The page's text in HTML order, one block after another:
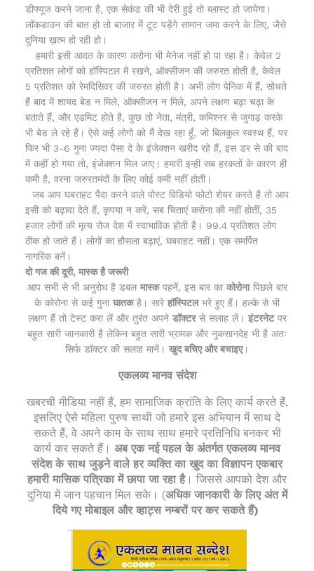
डीफ्यूज करने जाना है, एक सेकंड की भी देरी हुई तो ब्लास्ट हो जायेगा।
लॉकडाउन की बात हो तो बाजार में टूट पड़ेंगे सामान जमा करने के लिए, जैसे
दुनिया ख़त्म हो रही हो।
हमारी इसी आदत के कारण करोना भी मेनेज नहीं हो पा रहा है। केवेल 2
प्रतिशत लोगों को हॉस्पिटल में रखने, ऑक्सीजन की जरुरत होती है, केवेल
5 प्रतिशत को रेमदिसिवर की जरुरत होती है। अभी लोग पेनिक में हैं, सोचते
हैं बाद में शायद बेड न मिले, ऑक्सीजन न मिले, अपने लक्षण बढ़ा चढ़ा के
बताते हैं, और एडमिट होते है, कुछ तो नेता, मंत्री, कमिश्नर से जुगाड़ करके
भी बेड ले रहे हैं। ऐसे कई लोगो को मैं देख रहा हूँ, जो बिलकुल स्वस्थ हैं, पर
फिर भी 3-6 गुना ज्यदा पैसा दे के इंजेक्शन खरीद रहे हैं, इस डर से की बाद
में कहीं हो गया तो, इंजेक्शन मिल जाए। हमारी इन्ही सब हरकतों के कारण ही
कमी है, वरना जरुरतमंदों के लिए कोई कमी नहीं होती।
जब आप घबराहट पैदा करने वाले पोस्ट विडियो फोटो शेयर करते है तो आप
इसी को बढ़ावा देते हैं, कृपया न करें, सब चिताएं करोना की नहीं होतीं, 35
हजार लोगों की मृत्य रोज देश में स्वाभाविक होती है। 99.4 प्रतिशत लोग
ठीक हो जाते हैं। लोगों का हौसला बढ़ाएं, घबराहट नहीं। एक समर्पित
नागरिक बनें।
दो गज की दूरी, मास्क है जरूरी
आप सभी से भी अनुरोध है डबल मास्कपहनें, इस बार का कोरोनापिछले बार
के कोरोना से कई गुना घातकहै। सारे हॉस्पिटलभरे हुए हैं। हल्के से भी
लक्षण हैं तो टेस्ट करा लें और तुरंत अपने डॉक्टरसे सलाह लें। इंटरनेटपर
बहुत सारी जानकारी है लेकिन बहुत सारी भ्रामक और नुकसानदेह भी है अतः
सिर्फ डॉक्टर की सलाह मानें। खुद बचिए और बचाइए।
एकलव्य मानव संदेश
खबरची मीडिया नहीं हैं, हम सामाजिक क्रांति के लिए कार्य करते हैं,
इसलिए ऐसे महिला पुरुष साथी जो हमारे इस अभियान में साथ दे
सकते हैं, वे अपने काम के साथ साथ हमारे प्रतिनिधि बनकर भी
कार्य कर सकते हैं। अब एक नई पहल के अंतर्गत एकलव्य मानव
संदेश के साथ जुड़ने वाले हर व्यक्ति का खुद का विज्ञापन एकबार
हमारी मासिक पत्रिका में छापा जा रहा है। जिससे आपको देेेश और
दुनिया में जान पहचान मिल सके। (अधिक जानकारी के लिए अंत में
दिये गए मोबाइल और व्हाट्स नम्बरों पर कर सकते हैं)